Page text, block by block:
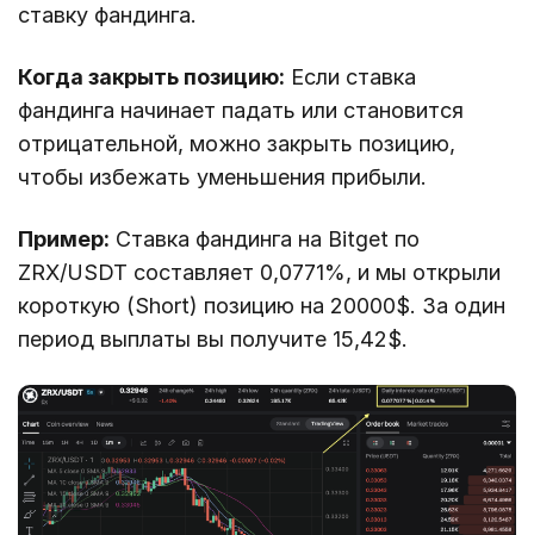
ставку фандинга.
Когда закрыть позицию: Если ставка
фандинга начинает падать или становится
отрицательной, можно закрыть позицию,
чтобы избежать уменьшения прибыли.
Пример: Cтавка фандинга на Bitget по
ZRX/USDT составляет 0,0771%, и мы открыли
короткую (Short) позицию на 20000$. За один
период выплаты вы получите 15,42$.